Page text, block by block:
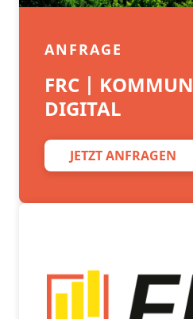
ANFRAGE
FRC |
DIGITAL
JETZT ANFRAGEN